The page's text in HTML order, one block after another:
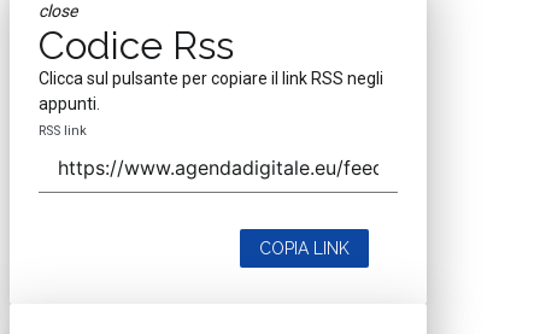
close
Codice Rss
Clicca sul pulsante per copiare il link RSS negli
appunti.
RSS link
COPIA LINK